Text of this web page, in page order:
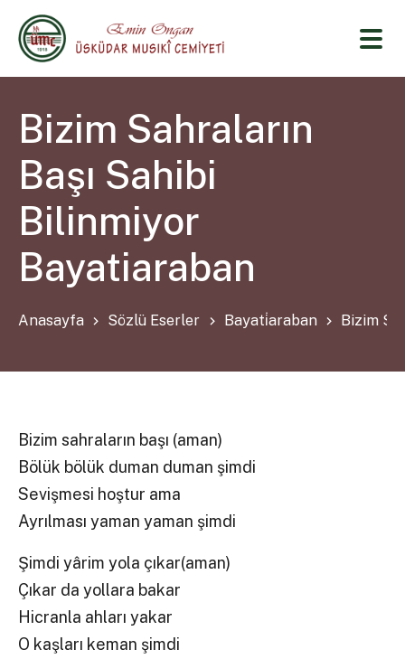
Bizim Sahraların
Başı Sahibi
Bilinmiyor
Bayatiaraban
Anasayfa Sözlü Eserler Bayati̇araban Bizim
Bizim sahraların başı (aman)
Bölük bölük duman duman şimdi
Sevişmesi hoştur ama
Ayrılması yaman yaman şimdi
Şimdi yârim yola çıkar(aman)
Çıkar da yollara bakar
Hicranla ahları yakar
O kaşları keman şimdi